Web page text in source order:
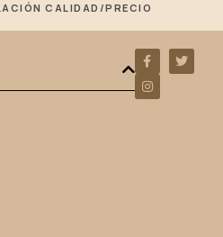
CALIDAD/PRECIO